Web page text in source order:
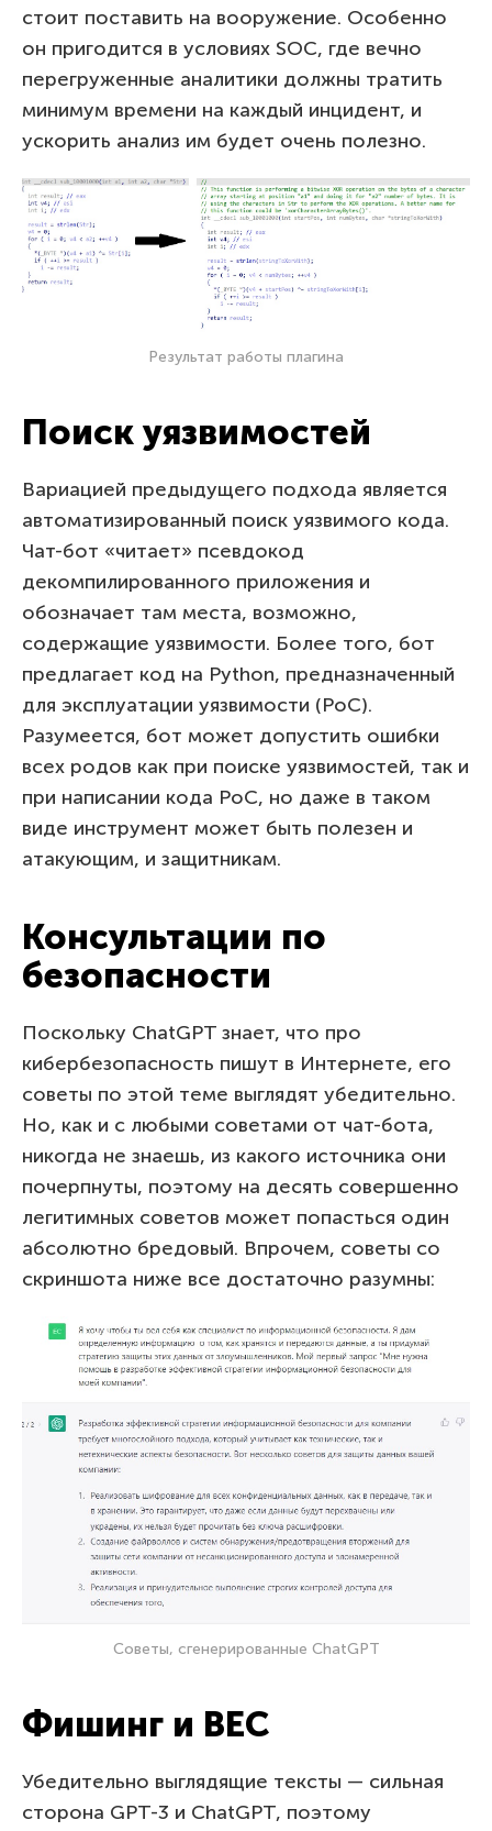
стоит поставить на вооружение. Особенно
он пригодится в условиях SOC, где вечно
перегруженные аналитики должны тратить
минимум времени на каждый инцидент, и
ускорить анализ им будет очень полезно.
Результат работы плагина
Поиск уязвимостей
Вариацией предыдущего подхода является
автоматизированный поиск уязвимого кода.
Чат-бот «читает» псевдокод
декомпилированного приложения и
обозначает там места, возможно,
содержащие уязвимости. Более того, бот
предлагает код на Python, предназначенный
для эксплуатации уязвимости (PoC).
Разумеется, бот может допустить ошибки
всех родов как при поиске уязвимостей, так и
при написании кода PoC, но даже в таком
виде инструмент может быть полезен и
атакующим, и защитникам.
Консультации по
безопасности
Поскольку ChatGPT знает, что про
кибербезопасность пишут в Интернете, его
советы по этой теме выглядят убедительно.
Но, как и с любыми советами от чат-бота,
никогда не знаешь, из какого источника они
почерпнуты, поэтому на десять совершенно
легитимных советов может попасться один
абсолютно бредовый. Впрочем, советы со
скриншота ниже все достаточно разумны:
Советы, сгенерированные ChatGPT
Фишинг и BEC
Убедительно выглядящие тексты — сильная
сторона GPT-3 и ChatGPT, поэтому